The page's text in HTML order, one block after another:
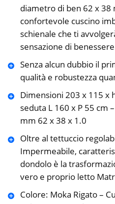
diametro di ben 62 x 38
confortevole cuscino
schienale che ti
sensazione di
Senza alcun dubbio il
qualità e robustezza
Dimensioni 203 x 115 x
seduta L 160 x P 55 cm
mm 62 x 38 x 1.0
Oltre al tettuccio
Impermeabile,
dondolo è la
vero e proprio letto
Colore: Moka Rigato –